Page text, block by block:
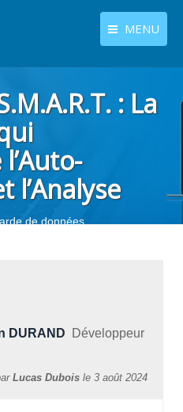
MENU
Centre de téléchargement
Boutique
Tutoriels
Contactez-nous
Langues
: La
l’Analyse
de données
DURAND Développeur
Lucas Dubois le 3 août 2024